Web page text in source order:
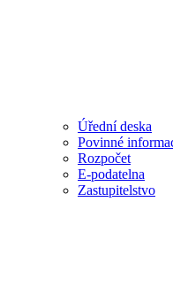
Úřední deska
Povinné
Rozpočet
E-podatelna
Zastupitelstvo